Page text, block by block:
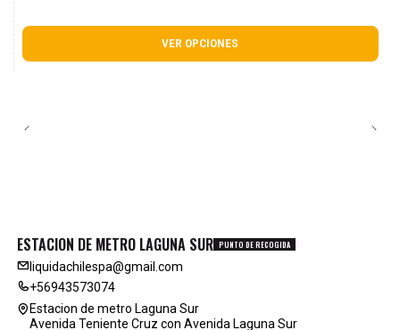
VER OPCIONES
ESTACION DE METRO LAGUNA SUR PUNTO DE RECOGIDA
liquidachilespa@gmail.com
+56943573074
Estacion de metro Laguna Sur
Avenida Teniente Cruz con Avenida Laguna Sur